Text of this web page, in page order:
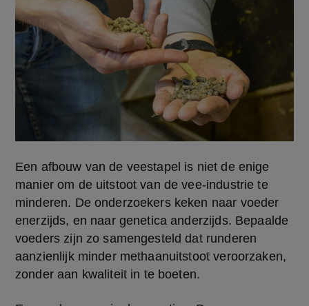
Een afbouw van de veestapel is niet de enige
manier om de uitstoot van de vee-industrie te
minderen. De onderzoekers keken naar voeder
enerzijds, en naar genetica anderzijds. Bepaalde
voeders zijn zo samengesteld dat runderen
aanzienlijk minder methaanuitstoot veroorzaken,
zonder aan kwaliteit in te boeten.